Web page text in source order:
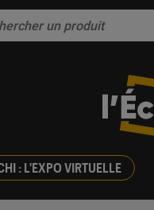
: L'EXPO VIRTUELLE